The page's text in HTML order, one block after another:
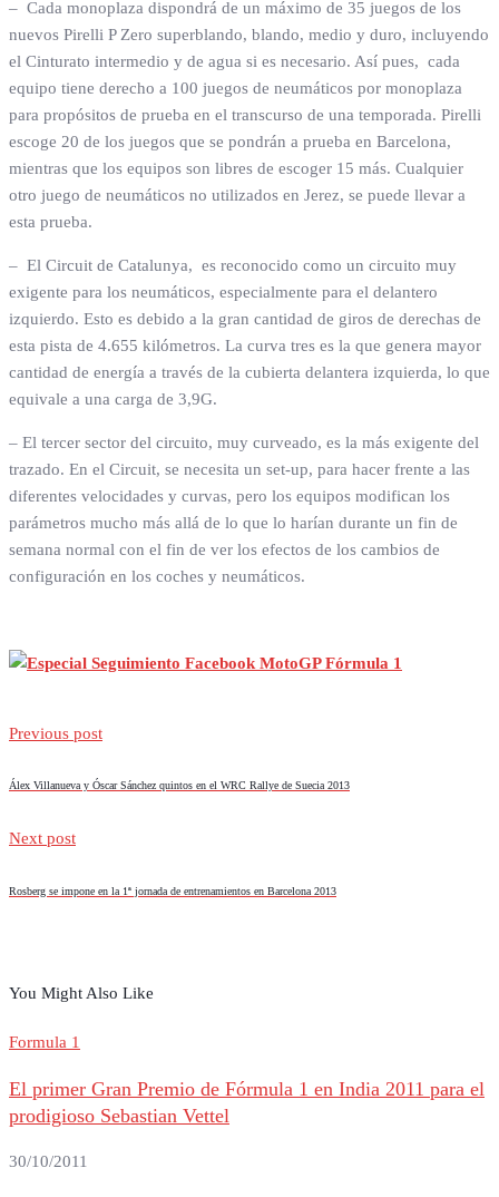
– Cada monoplaza dispondrá de un máximo de 35 juegos de los
nuevos Pirelli P Zero superblando, blando, medio y duro, incluyendo
el Cinturato intermedio y de agua si es necesario. Así pues, cada
equipo tiene derecho a 100 juegos de neumáticos por monoplaza
para propósitos de prueba en el transcurso de una temporada. Pirelli
escoge 20 de los juegos que se pondrán a prueba en Barcelona,
mientras que los equipos son libres de escoger 15 más. Cualquier
otro juego de neumáticos no utilizados en Jerez, se puede llevar a
esta prueba.
– El Circuit de Catalunya, es reconocido como un circuito muy
exigente para los neumáticos, especialmente para el delantero
izquierdo. Esto es debido a la gran cantidad de giros de derechas de
esta pista de 4.655 kilómetros. La curva tres es la que genera mayor
cantidad de energía a través de la cubierta delantera izquierda, lo que
equivale a una carga de 3,9G.
– El tercer sector del circuito, muy curveado, es la más exigente del
trazado. En el Circuit, se necesita un set-up, para hacer frente a las
diferentes velocidades y curvas, pero los equipos modifican los
parámetros mucho más allá de lo que lo harían durante un fin de
semana normal con el fin de ver los efectos de los cambios de
configuración en los coches y neumáticos.
Previous post
Álex Villanueva y Óscar Sánchez quintos en el WRC Rallye de Suecia 2013
Next post
Rosberg se impone en la 1ª jornada de entrenamientos en Barcelona 2013
You Might Also Like
Formula 1
El primer Gran Premio de Fórmula 1 en India 2011 para el
prodigioso Sebastian Vettel
30/10/2011